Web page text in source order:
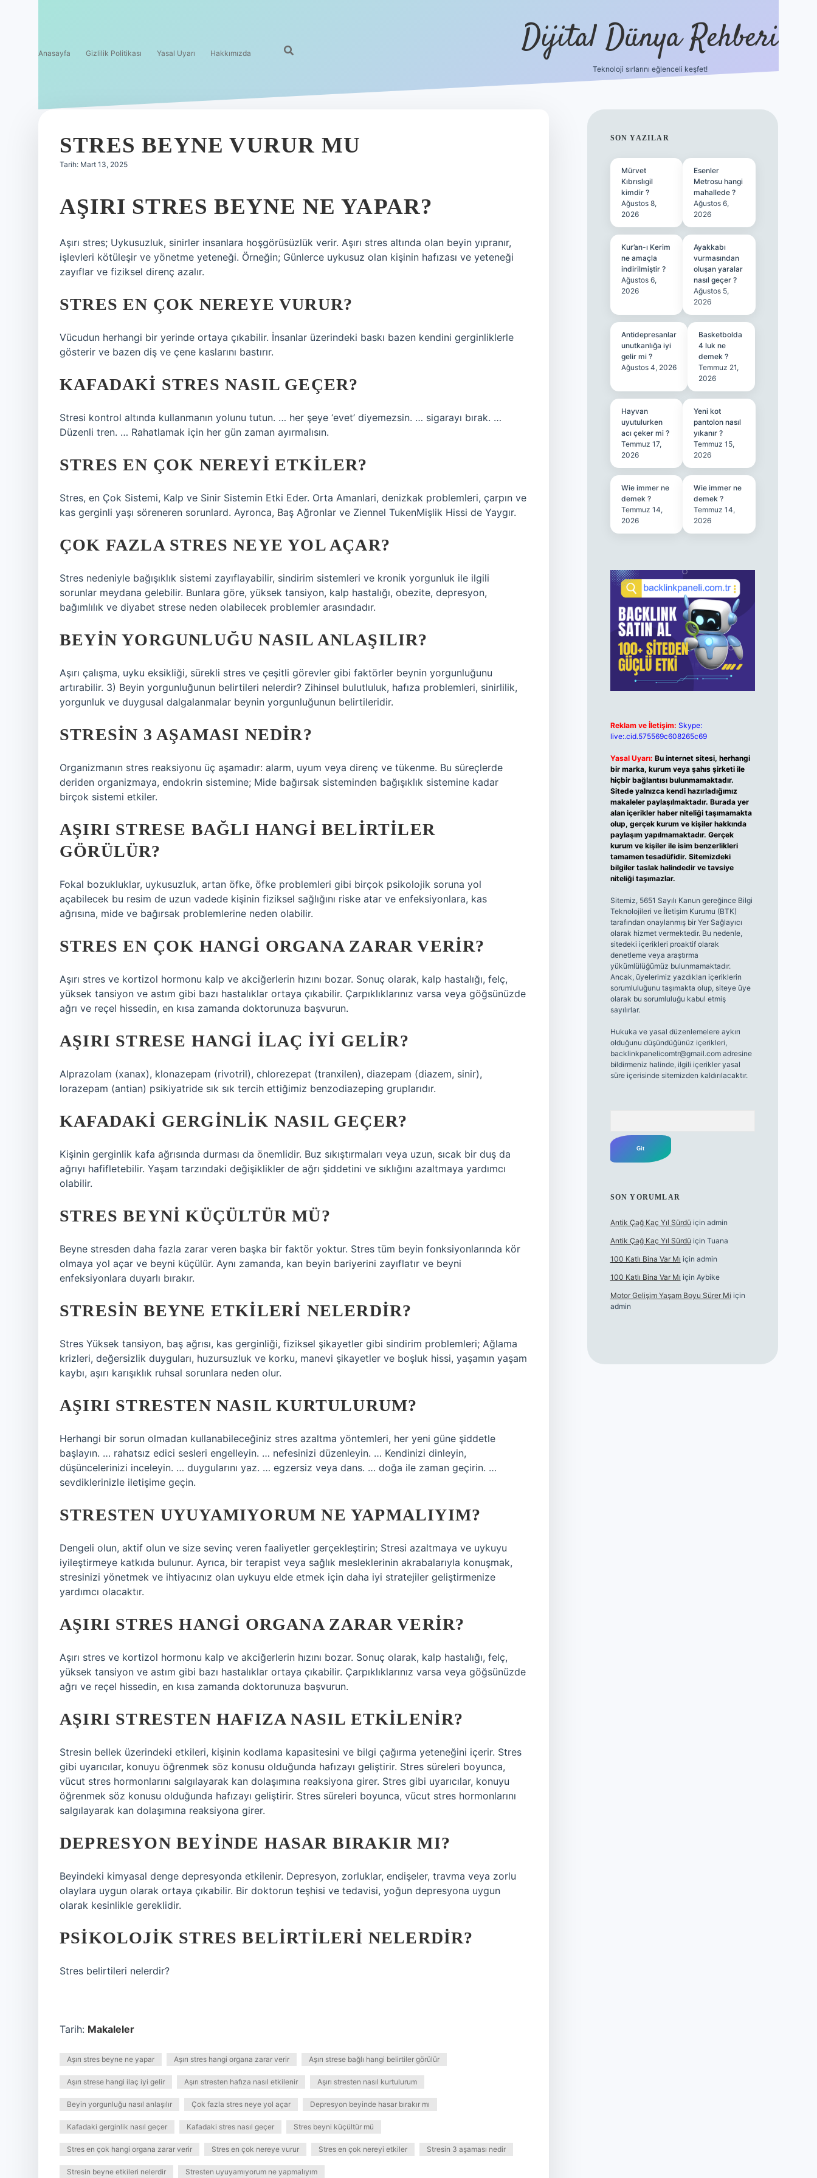
Anasayfa Gizlilik Politikası Yasal Uyarı Hakkımızda Dijital Dünya Rehberi
Teknoloji sırlarını eğlenceli keşfet!
STRES BEYNE VURUR MU
Tarih: Mart 13, 2025
AŞIRI STRES BEYNE NE YAPAR?
Aşırı stres; Uykusuzluk, sinirler insanlara hoşgörüsüzlük verir. Aşırı stres altında olan beyin yıpranır,
işlevleri kötüleşir ve yönetme yeteneği. Örneğin; Günlerce uykusuz olan kişinin hafızası ve yeteneği
zayıflar ve fiziksel direnç azalır.
STRES EN ÇOK NEREYE VURUR?
Vücudun herhangi bir yerinde ortaya çıkabilir. İnsanlar üzerindeki baskı bazen kendini gerginliklerle
gösterir ve bazen diş ve çene kaslarını bastırır.
KAFADAKI STRES NASIL GEÇER?
Stresi kontrol altında kullanmanın yolunu tutun. … her şeye ‘evet’ diyemezsin. … sigarayı bırak. …
Düzenli tren. … Rahatlamak için her gün zaman ayırmalısın.
STRES EN ÇOK NEREYI ETKILER?
Stres, en Çok Sistemi, Kalp ve Sinir Sistemin Etki Eder. Orta Amanlari, denizkak problemleri, çarpın ve
kas gerginli yaşı söreneren sorunlard. Ayronca, Baş Ağronlar ve Ziennel TukenMişlik Hissi de Yaygır.
ÇOK FAZLA STRES NEYE YOL AÇAR?
Stres nedeniyle bağışıklık sistemi zayıflayabilir, sindirim sistemleri ve kronik yorgunluk ile ilgili
sorunlar meydana gelebilir. Bunlara göre, yüksek tansiyon, kalp hastalığı, obezite, depresyon,
bağımlılık ve diyabet strese neden olabilecek problemler arasındadır.
BEYIN YORGUNLUĞU NASIL ANLAŞILIR?
Aşırı çalışma, uyku eksikliği, sürekli stres ve çeşitli görevler gibi faktörler beynin yorgunluğunu
artırabilir. 3) Beyin yorgunluğunun belirtileri nelerdir? Zihinsel bulutluluk, hafıza problemleri, sinirlilik,
yorgunluk ve duygusal dalgalanmalar beynin yorgunluğunun belirtileridir.
STRESIN 3 AŞAMASI NEDIR?
Organizmanın stres reaksiyonu üç aşamadır: alarm, uyum veya direnç ve tükenme. Bu süreçlerde
deriden organizmaya, endokrin sistemine; Mide bağırsak sisteminden bağışıklık sistemine kadar
birçok sistemi etkiler.
AŞIRI STRESE BAĞLI HANGI BELIRTILER
GÖRÜLÜR?
Fokal bozukluklar, uykusuzluk, artan öfke, öfke problemleri gibi birçok psikolojik soruna yol
açabilecek bu resim de uzun vadede kişinin fiziksel sağlığını riske atar ve enfeksiyonlara, kas
ağrısına, mide ve bağırsak problemlerine neden olabilir.
STRES EN ÇOK HANGI ORGANA ZARAR VERIR?
Aşırı stres ve kortizol hormonu kalp ve akciğerlerin hızını bozar. Sonuç olarak, kalp hastalığı, felç,
yüksek tansiyon ve astım gibi bazı hastalıklar ortaya çıkabilir. Çarpıklıklarınız varsa veya göğsünüzde
ağrı ve reçel hissedin, en kısa zamanda doktorunuza başvurun.
AŞIRI STRESE HANGI ILAÇ IYI GELIR?
Alprazolam (xanax), klonazepam (rivotril), chlorezepat (tranxilen), diazepam (diazem, sinir),
lorazepam (antian) psikiyatride sık sık tercih ettiğimiz benzodiazeping gruplarıdır.
KAFADAKI GERGINLIK NASIL GEÇER?
Kişinin gerginlik kafa ağrısında durması da önemlidir. Buz sıkıştırmaları veya uzun, sıcak bir duş da
ağrıyı hafifletebilir. Yaşam tarzındaki değişiklikler de ağrı şiddetini ve sıklığını azaltmaya yardımcı
olabilir.
STRES BEYNI KÜÇÜLTÜR MÜ?
Beyne stresden daha fazla zarar veren başka bir faktör yoktur. Stres tüm beyin fonksiyonlarında kör
olmaya yol açar ve beyni küçülür. Aynı zamanda, kan beyin bariyerini zayıflatır ve beyni
enfeksiyonlara duyarlı bırakır.
STRESIN BEYNE ETKILERI NELERDIR?
Stres Yüksek tansiyon, baş ağrısı, kas gerginliği, fiziksel şikayetler gibi sindirim problemleri; Ağlama
krizleri, değersizlik duyguları, huzursuzluk ve korku, manevi şikayetler ve boşluk hissi, yaşamın yaşam
kaybı, aşırı karışıklık ruhsal sorunlara neden olur.
AŞIRI STRESTEN NASIL KURTULURUM?
Herhangi bir sorun olmadan kullanabileceğiniz stres azaltma yöntemleri, her yeni güne şiddetle
başlayın. … rahatsız edici sesleri engelleyin. … nefesinizi düzenleyin. … Kendinizi dinleyin,
düşüncelerinizi inceleyin. … duygularını yaz. … egzersiz veya dans. … doğa ile zaman geçirin. …
sevdiklerinizle iletişime geçin.
STRESTEN UYUYAMIYORUM NE YAPMALIYIM?
Dengeli olun, aktif olun ve size sevinç veren faaliyetler gerçekleştirin; Stresi azaltmaya ve uykuyu
iyileştirmeye katkıda bulunur. Ayrıca, bir terapist veya sağlık mesleklerinin akrabalarıyla konuşmak,
stresinizi yönetmek ve ihtiyacınız olan uykuyu elde etmek için daha iyi stratejiler geliştirmenize
yardımcı olacaktır.
AŞIRI STRES HANGI ORGANA ZARAR VERIR?
Aşırı stres ve kortizol hormonu kalp ve akciğerlerin hızını bozar. Sonuç olarak, kalp hastalığı, felç,
yüksek tansiyon ve astım gibi bazı hastalıklar ortaya çıkabilir. Çarpıklıklarınız varsa veya göğsünüzde
ağrı ve reçel hissedin, en kısa zamanda doktorunuza başvurun.
AŞIRI STRESTEN HAFIZA NASIL ETKILENIR?
Stresin bellek üzerindeki etkileri, kişinin kodlama kapasitesini ve bilgi çağırma yeteneğini içerir. Stres
gibi uyarıcılar, konuyu öğrenmek söz konusu olduğunda hafızayı geliştirir. Stres süreleri boyunca,
vücut stres hormonlarını salgılayarak kan dolaşımına reaksiyona girer. Stres gibi uyarıcılar, konuyu
öğrenmek söz konusu olduğunda hafızayı geliştirir. Stres süreleri boyunca, vücut stres hormonlarını
salgılayarak kan dolaşımına reaksiyona girer.
DEPRESYON BEYINDE HASAR BIRAKIR MI?
Beyindeki kimyasal denge depresyonda etkilenir. Depresyon, zorluklar, endişeler, travma veya zorlu
olaylara uygun olarak ortaya çıkabilir. Bir doktorun teşhisi ve tedavisi, yoğun depresyona uygun
olarak kesinlikle gereklidir.
PSIKOLOJIK STRES BELIRTILERI NELERDIR?
Stres belirtileri nelerdir?
Tarih: Makaleler
Aşırı stres beyne ne yapar Aşırı stres hangi organa zarar verir Aşırı strese bağlı hangi belirtiler görülür
Aşırı strese hangi ilaç iyi gelir Aşırı stresten hafıza nasıl etkilenir Aşırı stresten nasıl kurtulurum
Beyin yorgunluğu nasıl anlaşılır Çok fazla stres neye yol açar Depresyon beyinde hasar bırakır mı
Kafadaki gerginlik nasıl geçer Kafadaki stres nasıl geçer Stres beyni küçültür mü
Stres en çok hangi organa zarar verir Stres en çok nereye vurur Stres en çok nereyi etkiler Stresin 3 aşaması nedir
Stresin beyne etkileri nelerdir Stresten uyuyamıyorum ne yapmalıyım
SIDEBAR
SON YAZILAR
Mürvet
Kıbrıslıgil
kimdir ?
Ağustos 8,
2026
Esenler
Metrosu hangi
mahallede ?
Ağustos 6,
2026
Kur’an-ı Kerim
ne amaçla
indirilmiştir ?
Ağustos 6,
2026
Ayakkabı
vurmasından
oluşan yaralar
nasıl geçer ?
Ağustos 5,
2026
Antidepresanlar
unutkanlığa iyi
gelir mi ?
Ağustos 4, 2026
Basketbolda
4 luk ne
demek ?
Temmuz 21,
2026
Hayvan
uyutulurken
acı çeker mi ?
Temmuz 17,
2026
Yeni kot
pantolon nasıl
yıkanır ?
Temmuz 15,
2026
Wie immer ne
demek ?
Temmuz 14,
2026
Wie immer ne
demek ?
Temmuz 14,
2026
Reklam ve İletişim: Skype:
live:.cid.575569c608265c69
Yasal Uyarı: Bu internet sitesi, herhangi
bir marka, kurum veya şahıs şirketi ile
hiçbir bağlantısı bulunmamaktadır.
Sitede yalnızca kendi hazırladığımız
makaleler paylaşılmaktadır. Burada yer
alan içerikler haber niteliği taşımamakta
olup, gerçek kurum ve kişiler hakkında
paylaşım yapılmamaktadır. Gerçek
kurum ve kişiler ile isim benzerlikleri
tamamen tesadüfidir. Sitemizdeki
bilgiler taslak halindedir ve tavsiye
niteliği taşımazlar.
Sitemiz, 5651 Sayılı Kanun gereğince Bilgi
Teknolojileri ve İletişim Kurumu (BTK)
tarafından onaylanmış bir Yer Sağlayıcı
olarak hizmet vermektedir. Bu nedenle,
sitedeki içerikleri proaktif olarak
denetleme veya araştırma
yükümlülüğümüz bulunmamaktadır.
Ancak, üyelerimiz yazdıkları içeriklerin
sorumluluğunu taşımakta olup, siteye üye
olarak bu sorumluluğu kabul etmiş
sayılırlar.
Hukuka ve yasal düzenlemelere aykırı
olduğunu düşündüğünüz içerikleri,
backlinkpanelicomtr@gmail.comadresine
bildirmeniz halinde, ilgili içerikler yasal
süre içerisinde sitemizden kaldırılacaktır.
SON YORUMLAR
Antik Çağ Kaç Yıl Sürdü için admin
Antik Çağ Kaç Yıl Sürdü için Tuana
100 Katlı Bina Var Mı için admin
100 Katlı Bina Var Mı için Aybike
Motor Gelişim Yaşam Boyu Sürer Mi için
admin
betexper.xyz